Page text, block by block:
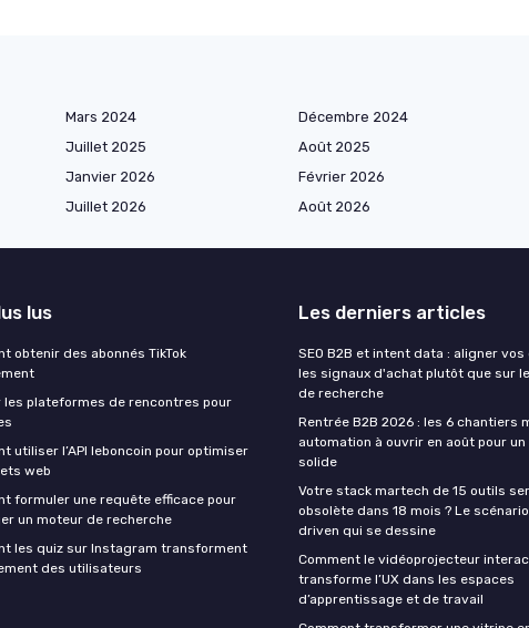
Mars 2024 Décembre 2024
Juillet 2025 Août 2025
Janvier 2026 Février 2026
Juillet 2026 Août 2026
lus
obtenir des abonnés TikTok
les plateformes de rencontres pour
utiliser l’API leboncoin pour optimiser
web
formuler une requête efficace pour
un moteur de recherche
les quiz sur Instagram transforment
des utilisateurs
Les derniers articles
SEO B2B et intent data : aligner
les signaux d'achat plutôt que sur
de recherche
Rentrée B2B 2026 : les 6 chantiers
automation à ouvrir en août pour un
solide
Votre stack martech de 15 outils
obsolète dans 18 mois ? Le
driven qui se dessine
Comment le vidéoprojecteur
transforme l’UX dans les espaces
d’apprentissage et de travail